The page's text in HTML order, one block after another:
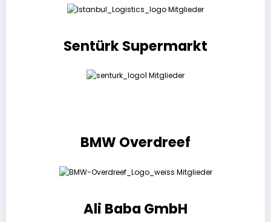
Sentürk Supermarkt
BMW Overdreef
Ali Baba GmbH